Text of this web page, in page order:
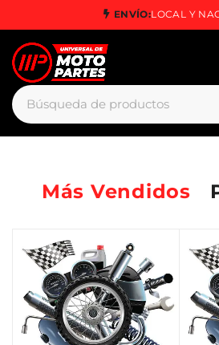
ENVÍO:LOCAL Y
Más Vendidos